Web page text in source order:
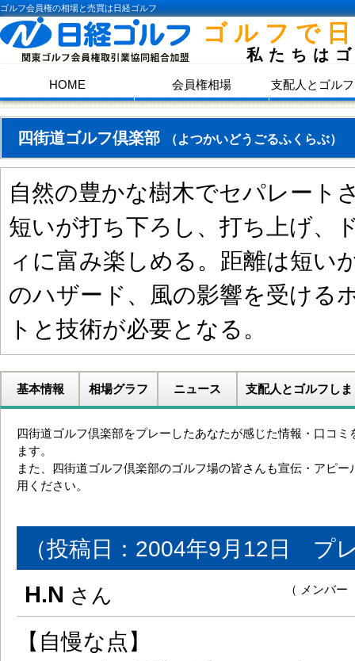
ゴルフ会員権の相場と売買は日経ゴルフ
ゴルフで
私たちは
HOME 会員権相場 支配人とゴル
四街道ゴルフ倶楽部 （よつかいどうごるふくらぶ）
自然の豊かな樹木でセパレート
短いが打ち下ろし、打ち上げ、
ィに富み楽しめる。距離は短い
のハザード、風の影響を受ける
トと技術が必要となる。
基本情報 相場グラフ ニュース 支配人とゴルフしま
四街道ゴルフ倶楽部をプレーしたあなたが感じた情報・口コミ
ます。
また、四街道ゴルフ倶楽部のゴルフ場の皆さんも宣伝・アピー
用ください。
（投稿日：2004年9月12日 プ
H.N さん （ メンバ
【自慢な点】